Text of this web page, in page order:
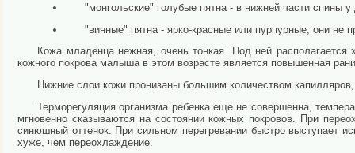
"монгольские" голубые пятна - в нижней части спины
"винные" пятна - ярко-красные или пурпурные; они не
Кожа младенца нежная, очень тонкая. Под ней
кожного покрова малыша в этом возрасте является повышенная
Нижние слои кожи пронизаны большим количеством
Терморегуляция организма ребенка еще не совершенна,
мгновенно сказываются на состоянии кожных покровов. При
синюшный оттенок. При сильном перегревании быстро выступает
хуже, чем переохлаждение.